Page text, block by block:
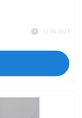
11.04.2023